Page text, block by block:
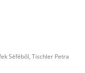
Séféből, Tischler Petra